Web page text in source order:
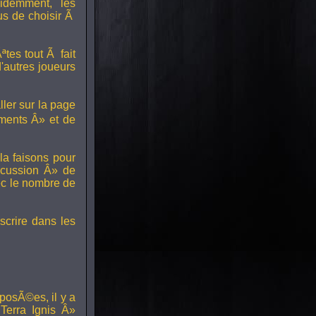
les
de choisir Ã
tout Ã fait
joueurs
sur la page
Â» et de
faisons pour
Â» de
le nombre de
dans les
il y a
Ignis Â»